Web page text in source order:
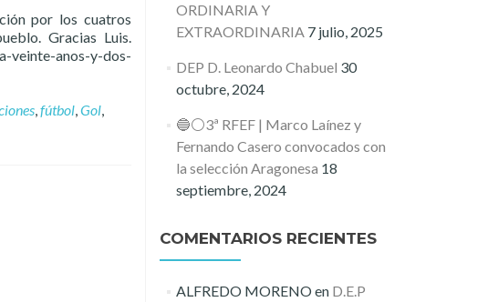
por los cuatros
Gracias Luis.
anos-y-dos-
,fútbol,Gol,
ORDINARIA Y
EXTRAORDINARIA 7 julio, 2025
DEP D. Leonardo Chabuel 30
octubre, 2024
🔵⚪️3ª RFEF | Marco Laínez y
Fernando Casero convocados con
la selección Aragonesa 18
septiembre, 2024
COMENTARIOS RECIENTES
ALFREDO MORENOen D.E.P